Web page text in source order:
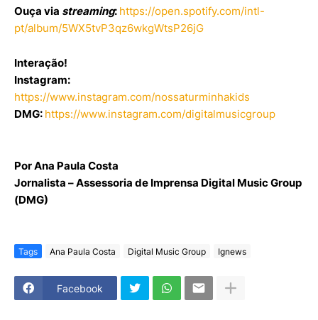
Ouça via streaming: https://open.spotify.com/intl-
pt/album/5WX5tvP3qz6wkgWtsP26jG
Interação!
Instagram:
https://www.instagram.com/nossaturminhakids
DMG: https://www.instagram.com/digitalmusicgroup
Por Ana Paula Costa
Jornalista – Assessoria de Imprensa Digital Music Group
(DMG)
Tags Ana Paula Costa Digital Music Group Ignews
Facebook